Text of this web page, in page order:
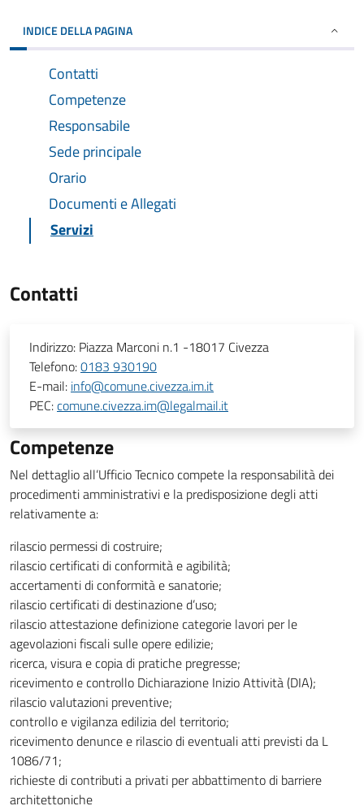
INDICE DELLA PAGINA
Contatti
Competenze
Responsabile
Sede principale
Orario
Documenti e Allegati
Servizi
Contatti
Indirizzo: Piazza Marconi n.1 -18017 Civezza
Telefono:0183 930190
E-mail: info@comune.civezza.im.it
PEC:comune.civezza.im@legalmail.it
Competenze
Nel dettaglio all’Ufficio Tecnico compete la responsabilità dei
procedimenti amministrativi e la predisposizione degli atti
relativamente a:
rilascio permessi di costruire;
rilascio certificati di conformità e agibilità;
accertamenti di conformità e sanatorie;
rilascio certificati di destinazione d’uso;
rilascio attestazione definizione categorie lavori per le
agevolazioni fiscali sulle opere edilizie;
ricerca, visura e copia di pratiche pregresse;
ricevimento e controllo Dichiarazione Inizio Attività (DIA);
rilascio valutazioni preventive;
controllo e vigilanza edilizia del territorio;
ricevimento denunce e rilascio di eventuali atti previsti da L
1086/71;
richieste di contributi a privati per abbattimento di barriere
architettoniche